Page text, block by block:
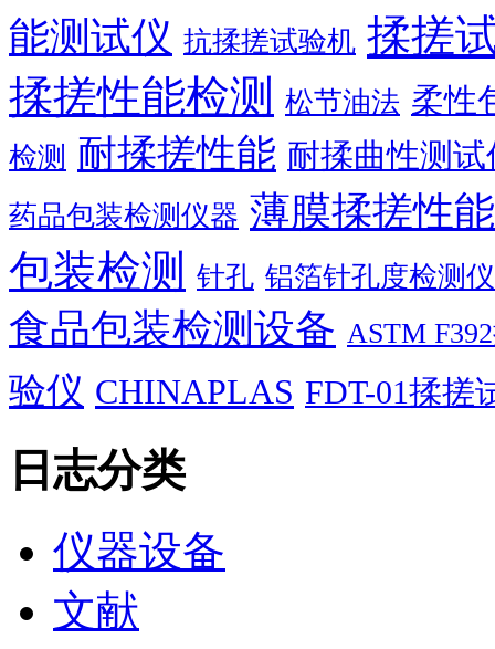
能测试仪 抗揉搓试验机 揉搓
揉搓性能检测
松节油法 柔性
检测 耐揉搓性能 耐揉曲性测试
药品包装检测仪器 薄膜揉搓性
包装检测 针孔 铝箔针孔度检测
食品包装检测设备 ASTM
验仪 CHINAPLAS FDT-01揉搓
日志分类
仪器设备
文献